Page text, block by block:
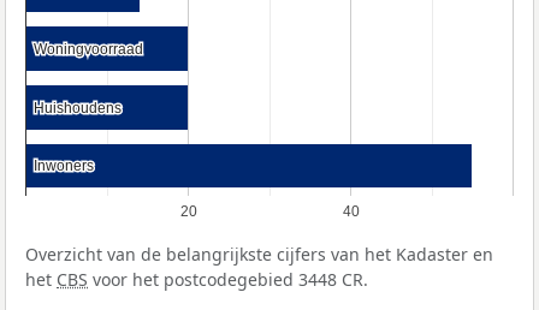
20 40
Woningvoorraad
Woningvoorraad
Huishoudens
Huishoudens
Inwoners
Inwoners
Overzicht van de belangrijkste cijfers van het Kadaster en
het CBS voor het postcodegebied 3448 CR.